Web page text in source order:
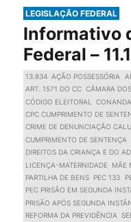
LEGISLAÇÃO FEDERAL
Informativo
Federal –
13.834 AÇÃO POSSESSÓRIA
ART. 1571 DO CC CÂMARA
CÓDIGO ELEITORAL
CONANDA
CPC CUMPRIMENTO DE
CRIME DE DENUNCIAÇÃO
CUMPRIMENTO DE SENTENÇA
DIREITOS DA CRIANÇA E DO
LICENÇA-MATERNIDADE
MÃE
PARTILHA DE BENS
PEC 133
PEC PRISÃO EM SEGUNDA
PRISÃO APÓS SEGUNDA
REFORMA DA PREVIDÊNCIA